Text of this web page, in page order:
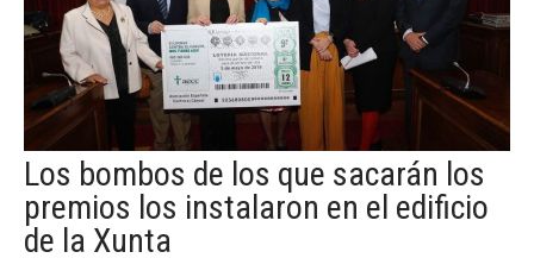
Los bombos de los que sacarán los
premios los instalaron en el edificio
de la Xunta